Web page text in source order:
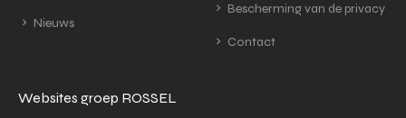
Nieuws
Bescherming van de privacy
Contact
Websites groep ROSSEL